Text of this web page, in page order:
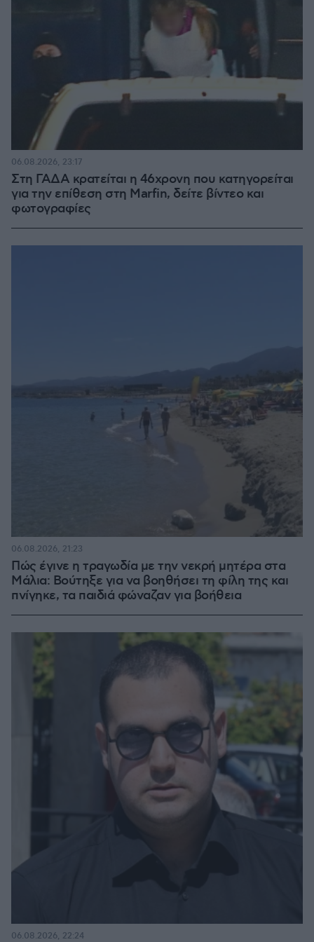
Στη ΓΑΔΑ κρατείται η 46χρονη που κατηγορείται
για την επίθεση στη Marfin, δείτε βίντεο και
φωτογραφίες
06.08.2026, 23:17
Πώς έγινε η τραγωδία με την νεκρή μητέρα στα
Μάλια: Βούτηξε για να βοηθήσει τη φίλη της και
πνίγηκε, τα παιδιά φώναζαν για βοήθεια
06.08.2026, 21:23
06.08.2026, 22:24